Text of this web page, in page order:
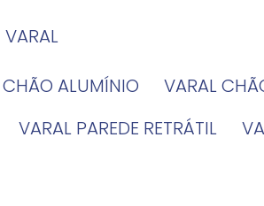
VARAL
CHÃO ALUMÍNIO VARAL
VARAL PAREDE RETRÁTIL